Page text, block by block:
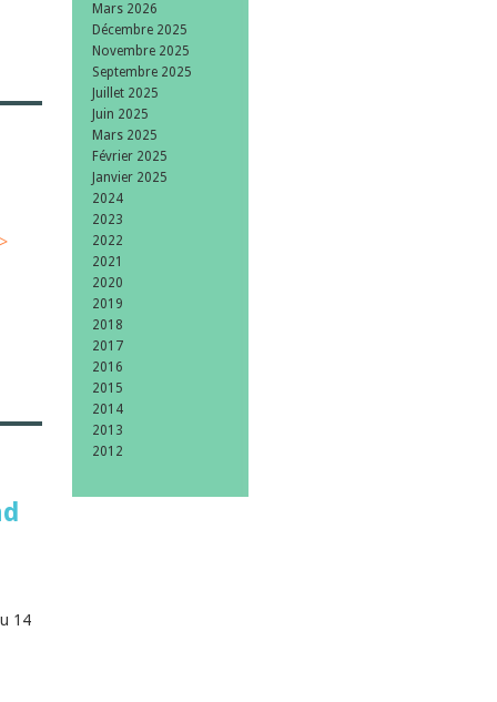
14
Mars 2026
Décembre 2025
Novembre 2025
Septembre 2025
Juillet 2025
Juin 2025
Mars 2025
Février 2025
Janvier 2025
2024
2023
2022
2021
2020
2019
2018
2017
2016
2015
2014
2013
2012